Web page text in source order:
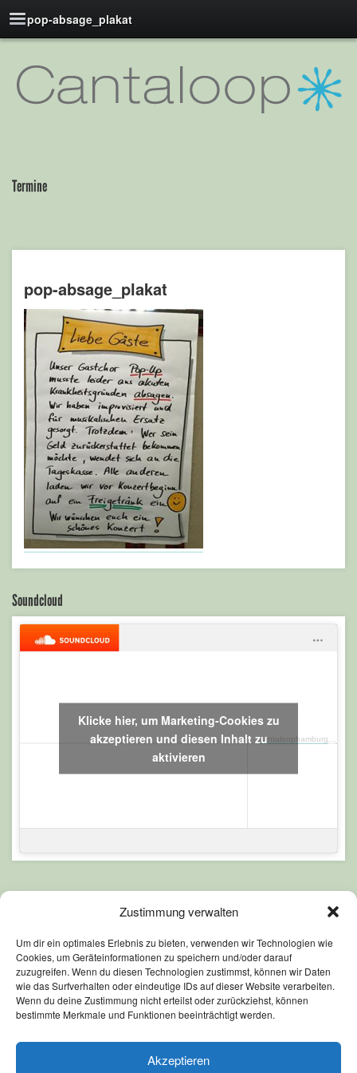
Zustimmung verwalten
Um dir ein optimales Erlebnis zu bieten, verwenden wir Technologien wie
Cookies, um Geräteinformationen zu speichern und/oder darauf
zuzugreifen. Wenn du diesen Technologien zustimmst, können wir Daten
wie das Surfverhalten oder eindeutige IDs auf dieser Website verarbeiten.
Wenn du deine Zustimmung nicht erteilst oder zurückziehst, können
bestimmte Merkmale und Funktionen beeinträchtigt werden.
Akzeptieren
pop-absage_plakat
Termine
pop-absage_plakat
Soundcloud
Klicke hier, um Marketing-Cookies zu
akzeptieren und diesen Inhalt zu
aktivieren
AGB
Datenschutz